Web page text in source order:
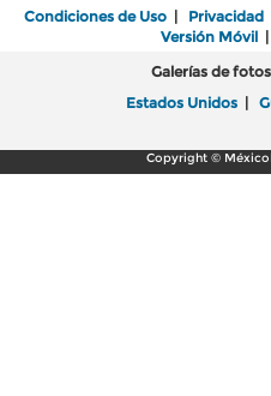
Condiciones de Uso | Privacidad
Versión Móvil|
Galerías de
Estados Unidos |
Copyright ©